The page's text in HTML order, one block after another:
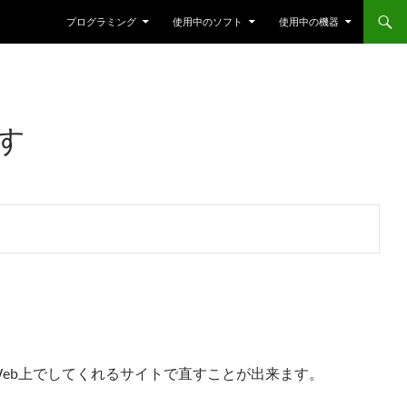
プログラミング 使用中のソフト 使用中の機器
上でしてくれるサイトで直すことが出来ます。